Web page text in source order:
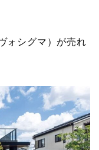
ォシグマ）が売れ